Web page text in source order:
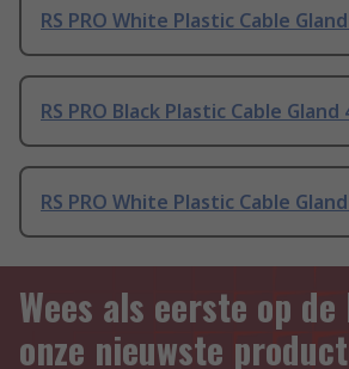
RS PRO White Plastic Cable
RS PRO Black Plastic Cable
RS PRO White Plastic Cable
Wees als eerste op
onze nieuwste